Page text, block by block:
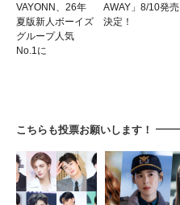
VAYONN、26年
夏版新人ボーイズ
グループ人気
No.1に
AWAY」8/10発売
決定！
こちらも投票お願いします！